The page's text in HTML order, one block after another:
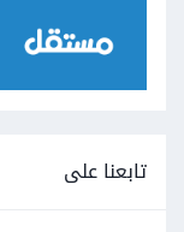
تابعنا على